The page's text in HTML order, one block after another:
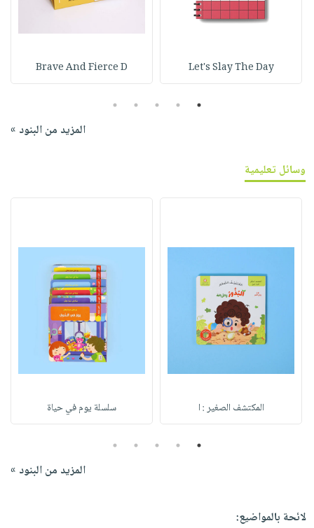
Let's Slay The Day
Brave And Fierce D
1
2
3
4
5
المزيد من البنود »
وسائل تعليمية
المكتشف الصغير : ا سلسلة يوم في حياة
1
2
3
4
5
المزيد من البنود »
لائحة بالمواضيع: